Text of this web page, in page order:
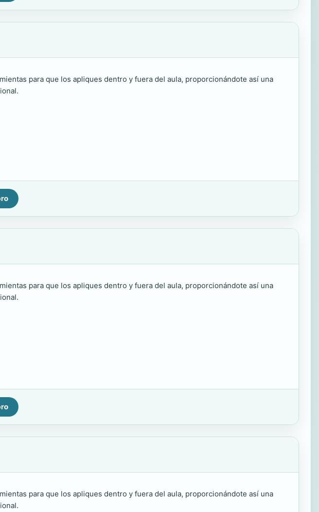
para que los apliques dentro y fuera del aula, proporcionándote así una
para que los apliques dentro y fuera del aula, proporcionándote así una
para que los apliques dentro y fuera del aula, proporcionándote así una